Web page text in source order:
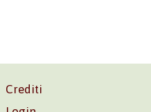
Crediti